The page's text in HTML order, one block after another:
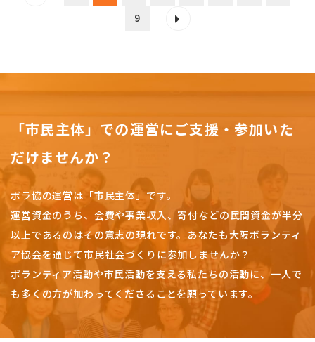
9
「市民主体」での運営にご支援・参加いた
だけませんか？
ボラ協の運営は「市民主体」です。
運営資金のうち、会費や事業収入、寄付などの民間資金が半分
以上であるのはその意志の現れです。 あなたも大阪ボランティ
ア協会を通じて市民社会づくりに参加しませんか？
ボランティア活動や市民活動を支える私たちの活動に、一人で
も多くの方が加わってくださることを願っています。